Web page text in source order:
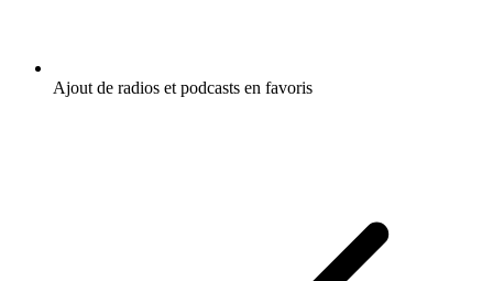
Ajout de radios et podcasts en favoris